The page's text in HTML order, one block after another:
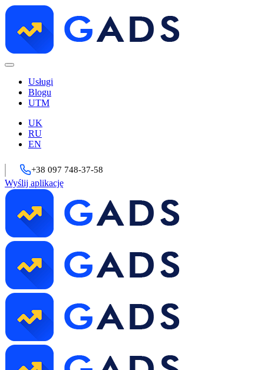
Usługi
Blogu
UTM
UK
RU
EN
+38 097 748-37-58
Wyślij aplikację